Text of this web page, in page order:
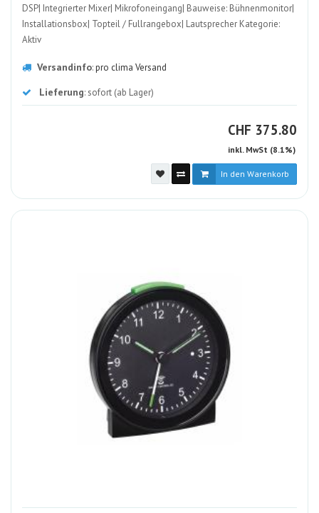
DSP| Integrierter Mixer| Mikrofoneingang| Bauweise: Bühnenmonitor|
Installationsbox| Topteil / Fullrangebox| Lautsprecher Kategorie:
Aktiv
Versandinfo:pro clima Versand
Lieferung: sofort (ab Lager)
CHF CHF
375.80
inkl. MwSt (8.1%)
In den Warenkorb